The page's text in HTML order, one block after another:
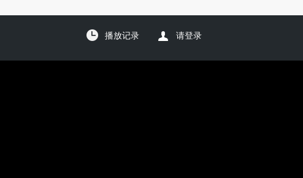
播放记录 请登录